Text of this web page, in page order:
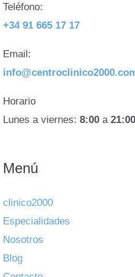
Teléfono:
+34 91 665 17 17
Email:
Horario
Lunes a viernes: 8:00a
Menú
clinico2000
Especialidades
Nosotros
Blog